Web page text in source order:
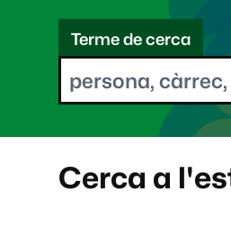
C
eTerme de cerca
Cerca a